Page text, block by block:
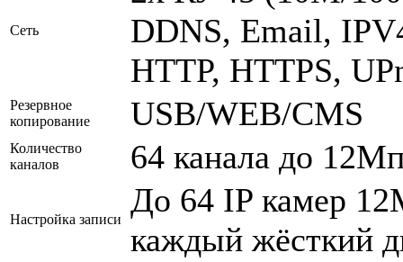
Сеть
DDNS, Email,
HTTP, HTTPS,
Резервное
копирование
USB/WEB/CMS
Количество
каналов
64 канала до
Настройка записи
До 64 IP камер
каждый жёсткий